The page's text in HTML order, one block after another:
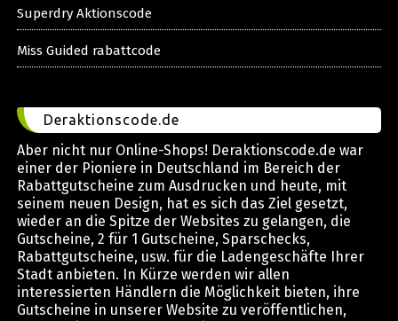
Superdry Aktionscode
Miss Guided rabattcode
Deraktionscode.de
Aber nicht nur Online-Shops! Deraktionscode.de war
einer der Pioniere in Deutschland im Bereich der
Rabattgutscheine zum Ausdrucken und heute, mit
seinem neuen Design, hat es sich das Ziel gesetzt,
wieder an die Spitze der Websites zu gelangen, die
Gutscheine, 2 für 1 Gutscheine, Sparschecks,
Rabattgutscheine, usw. für die Ladengeschäfte Ihrer
Stadt anbieten. In Kürze werden wir allen
interessierten Händlern die Möglichkeit bieten, ihre
Gutscheine in unserer Website zu veröffentlichen,